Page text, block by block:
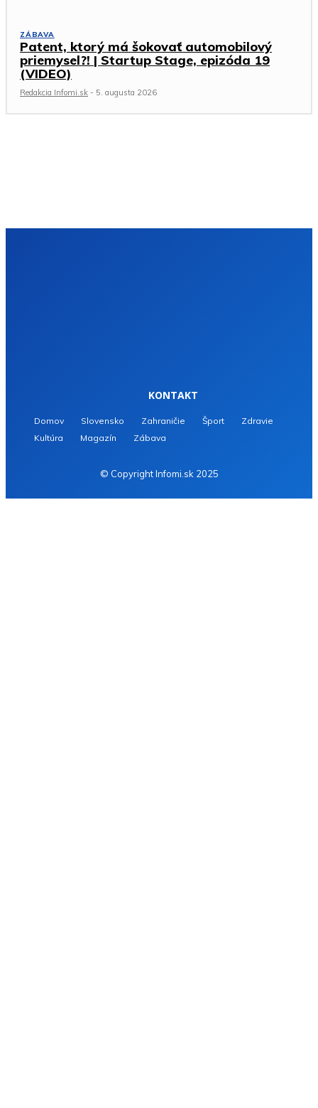
ZÁBAVA
Patent, ktorý má šokovať automobilový
priemysel?! | Startup Stage, epizóda 19
(VIDEO)
Redakcia Infomi.sk - 5. augusta 2026
KONTAKT
Domov Slovensko Zahraničie Šport
Zdravie
Kultúra
Magazín Zábava
© Copyright Infomi.sk 2025